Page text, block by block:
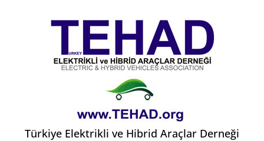
Türkiye Elektrikli ve Hibrid Araçlar Derneği